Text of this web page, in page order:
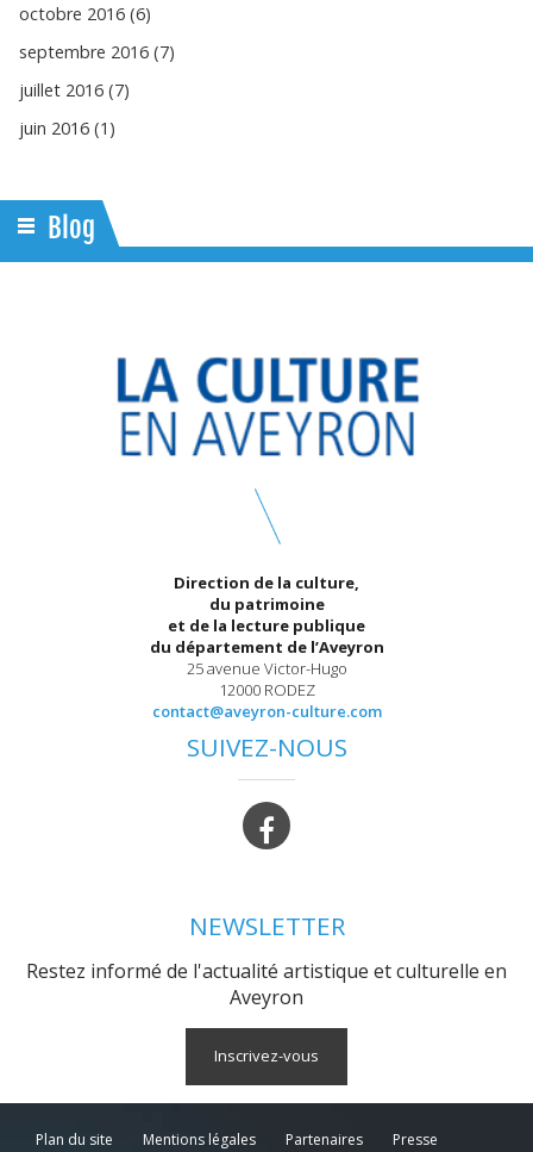
octobre 2016 (6)
septembre 2016 (7)
juillet 2016 (7)
juin 2016 (1)
Blog
Direction de la culture,
du patrimoine
et de la lecture publique
du département de l’Aveyron
25 avenue Victor-Hugo
12000 RODEZ
contact@aveyron-culture.com
SUIVEZ-NOUS
NEWSLETTER
Restez informé de l'actualité artistique et culturelle en
Aveyron
Inscrivez-vous
Plan du site Mentions légales Partenaires Presse